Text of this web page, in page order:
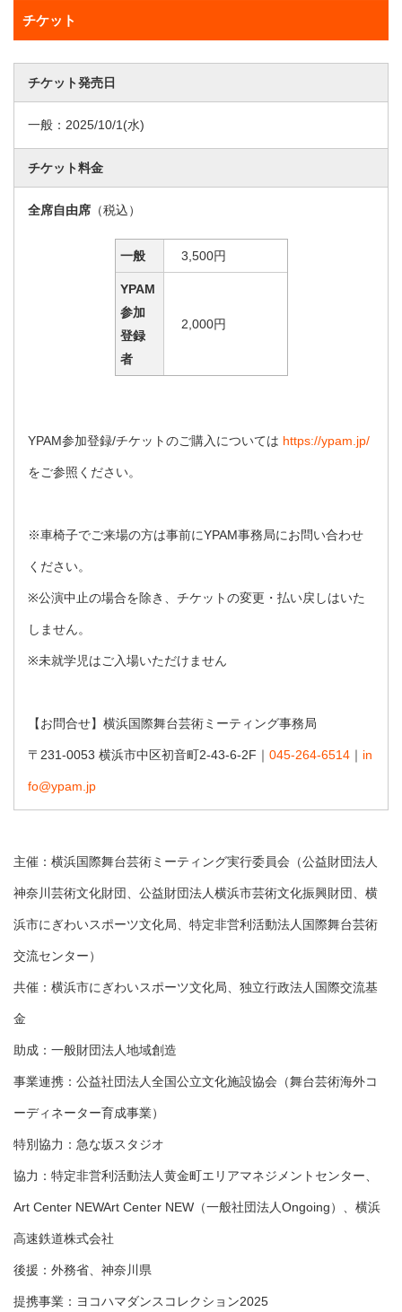
チケット
チケット発売日
一般： 2025/10/1(水)
チケット料金
全席自由席 （税込）
一般 3,500円
YPAM
参加
登録
者
2,000円
YPAM参加登録/チケットのご購入については https://ypam.jp/
をご参照ください。
※車椅子でご来場の方は事前にYPAM事務局にお問い合わせ
ください。
※公演中止の場合を除き、チケットの変更・払い戻しはいた
しません。
※未就学児はご入場いただけません
【お問合せ】横浜国際舞台芸術ミーティング事務局
〒231-0053 横浜市中区初音町2-43-6-2F｜ 045-264-6514 ｜ in
fo@ypam.jp
主催：横浜国際舞台芸術ミーティング実行委員会（公益財団法人
神奈川芸術文化財団、公益財団法人横浜市芸術文化振興財団、横
浜市にぎわいスポーツ文化局、特定非営利活動法人国際舞台芸術
交流センター）
共催：横浜市にぎわいスポーツ文化局、独立行政法人国際交流基
金
助成：一般財団法人地域創造
事業連携：公益社団法人全国公立文化施設協会（舞台芸術海外コ
ーディネーター育成事業）
特別協力：急な坂スタジオ
協力：特定非営利活動法人黄金町エリアマネジメントセンター、
Art Center NEWArt Center NEW（一般社団法人Ongoing）、横浜
高速鉄道株式会社
後援：外務省、神奈川県
提携事業：ヨコハマダンスコレクション2025